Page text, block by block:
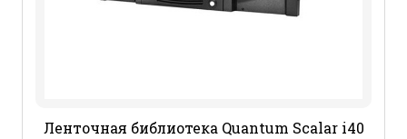
Ленточная библиотека Quantum Scalar i40